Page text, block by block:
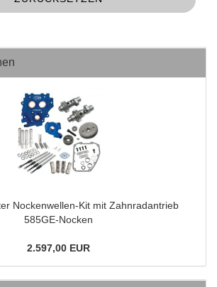
Nockenwellen-Kit mit Zahnradantrieb
585GE-Nocken
2.597,00 EUR